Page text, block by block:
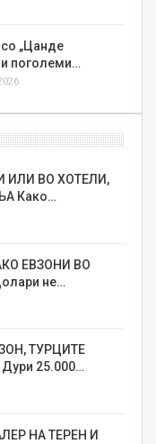
„Цанде
поголеми…
ИЛИ ВО ХОТЕЛИ,
Како…
ЕВЗОНИ ВО
не…
ТУРЦИТЕ
25.000…
НА ТЕРЕН И